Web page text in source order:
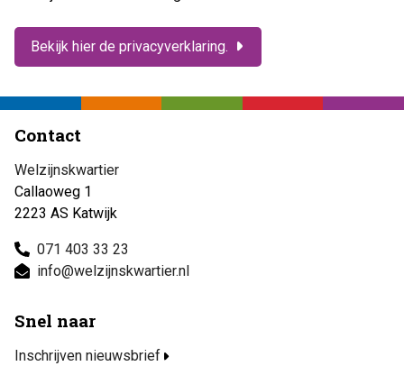
Bekijk hier de privacyverklaring.
Contact
Welzijnskwartier
Callaoweg 1
2223 AS Katwijk
071 403 33 23
info@welzijnskwartier.nl
Snel naar
Inschrijven nieuwsbrief